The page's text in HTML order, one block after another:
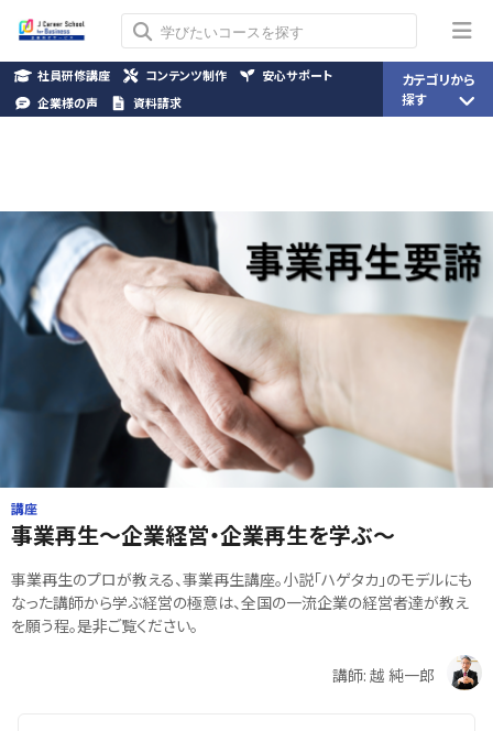
講座
事業再生～企業経営・企業再生を学ぶ～
事業再生のプロが教える、事業再生講座。小説「ハゲタカ」のモデルにも
なった講師から学ぶ経営の極意は、全国の一流企業の経営者達が教え
を願う程。是非ご覧ください。
講師: 越 純一郎
社員研修講座 コンテンツ制作
安心サポート
企業様の声
資料請求
カテゴリから
探す